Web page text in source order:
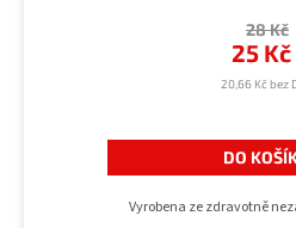
20,66 Kč bez
25 Kč
28 Kč
DO
Vyrobena ze zdravotně